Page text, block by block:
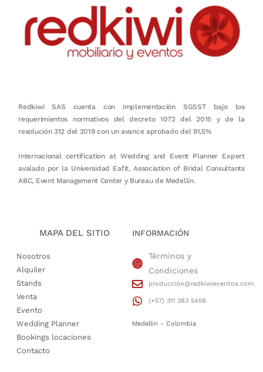
Redkiwi SAS cuenta con implementación SGSST bajo los
requerimientos normativos del decreto 1072 del 2015 y de la
resolución 312 del 2019 con un avance aprobado del 91,5%
Internacional certification at Wedding and Event Planner Expert
avalado por la Universidad Eafit, Association of Bridal Consultants
ABC, Event Management Center y Bureau de Medellín.
MAPA DEL SITIO
Nosotros
Alquiler
Stands
Venta
Evento
Wedding Planner
Bookings locaciones
Contacto
INFORMACIÓN
Términos y
Condiciones
producción@redkiwieventos.com
(+57) 311 383 5458
Medellin - Colombia